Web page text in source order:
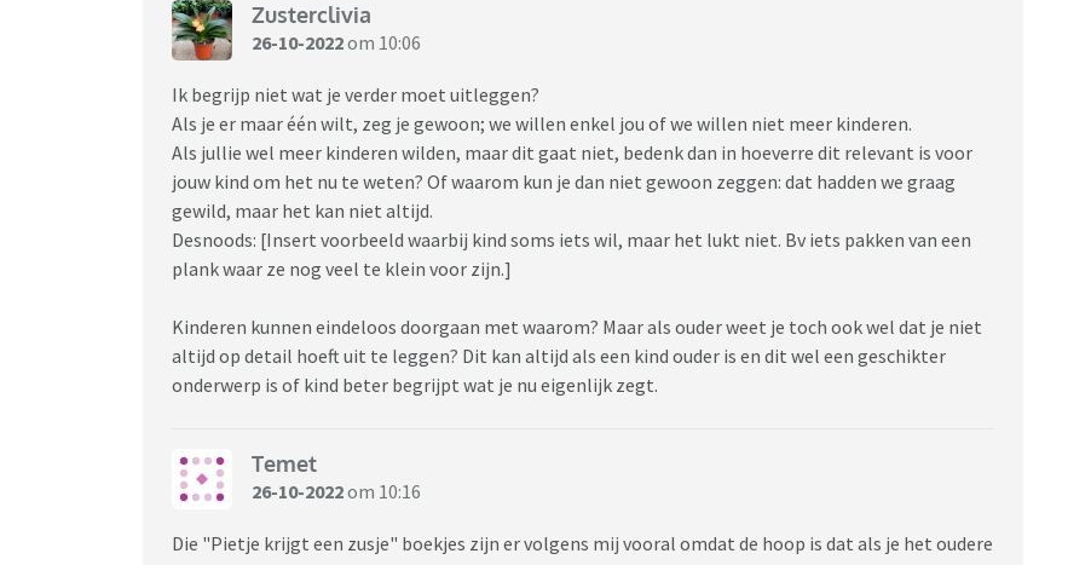
Zusterclivia
26-10-2022om 10:06
Ik begrijp niet wat je verder moet uitleggen?
Als je er maar één wilt, zeg je gewoon; we willen enkel jou of we willen niet meer kinderen.
Als jullie wel meer kinderen wilden, maar dit gaat niet, bedenk dan in hoeverre dit relevant is voor
jouw kind om het nu te weten? Of waarom kun je dan niet gewoon zeggen: dat hadden we graag
gewild, maar het kan niet altijd.
Desnoods: [Insert voorbeeld waarbij kind soms iets wil, maar het lukt niet. Bv iets pakken van een
plank waar ze nog veel te klein voor zijn.]
Kinderen kunnen eindeloos doorgaan met waarom? Maar als ouder weet je toch ook wel dat je niet
altijd op detail hoeft uit te leggen? Dit kan altijd als een kind ouder is en dit wel een geschikter
onderwerp is of kind beter begrijpt wat je nu eigenlijk zegt.
Temet
26-10-2022om 10:16
Die "Pietje krijgt een zusje" boekjes zijn er volgens mij vooral omdat de hoop is dat als je het oudere